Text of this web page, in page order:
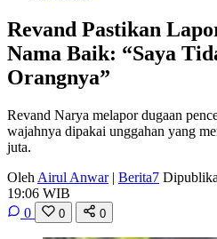
Revand Pastikan
Nama Baik: “Saya
Orangnya”
Revand Narya melapor dugaan
wajahnya dipakai unggahan yang
juta.
Oleh Airul Anwar | Berita7
19:06 WIB
0
0 0